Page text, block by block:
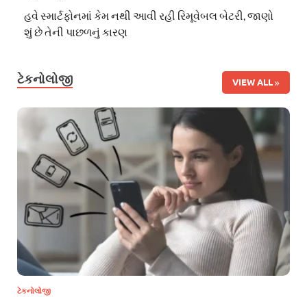
હવે સ્માર્ટફોનમાં કેમ નથી આવી રહી રિમૂવેબલ બેટરી, જાણો
શું છે તેની પાછળનું કારણ
ટેકનોલોજી VIEW ALL
ટેકનોલોજી